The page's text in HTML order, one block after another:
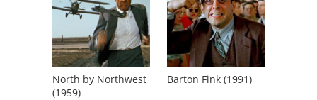
North by Northwest
(1959)
Barton Fink (1991)